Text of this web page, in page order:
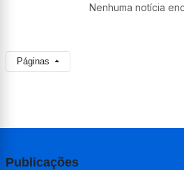
Nenhuma notícia
Páginas
Publicações